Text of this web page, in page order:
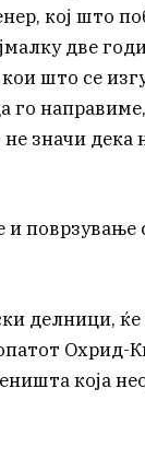
кој што
две
што се
го
значи дека
делници,
Охрид-
која